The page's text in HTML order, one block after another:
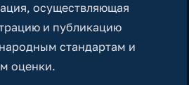
осуществляющая
и публикацию
стандартам и
оценки.